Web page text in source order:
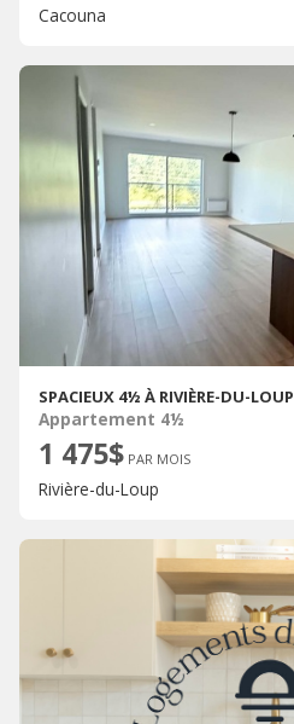
Cacouna
SPACIEUX 4½ À RIVIÈRE-DU-LOUP
Appartement 4½
1 475$ PAR MOIS
Rivière-du-Loup